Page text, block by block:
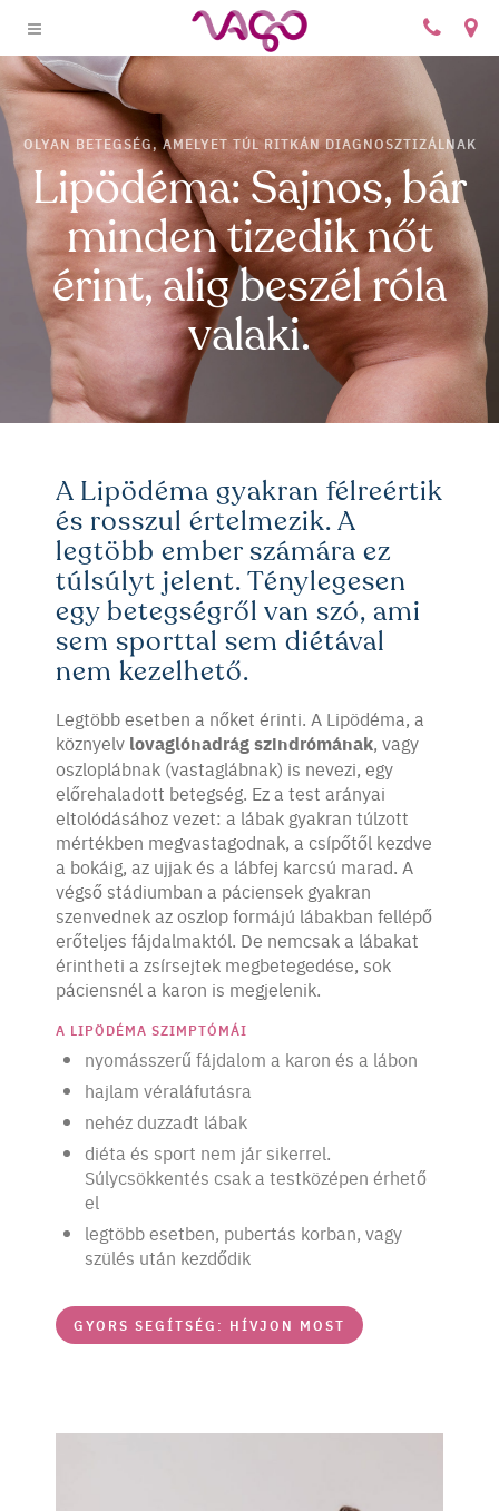
OLYAN BETEGSÉG, AMELYET TÚL RITKÁN DIAGNOSZTIZÁLNAK
Lipödéma: Sajnos, bár
minden tizedik nőt
érint, alig beszél róla
valaki.
A Lipödéma gyakran félreértik
és rosszul értelmezik. A
legtöbb ember számára ez
túlsúlyt jelent. Ténylegesen
egy betegségről van szó, ami
sem sporttal sem diétával
nem kezelhető.
Legtöbb esetben a nőket érinti. A Lipödéma, a
köznyelv lovaglónadrág szindrómának, vagy
oszloplábnak (vastaglábnak) is nevezi, egy
előrehaladott betegség. Ez a test arányai
eltolódásához vezet: a lábak gyakran túlzott
mértékben megvastagodnak, a csípőtől kezdve
a bokáig, az ujjak és a lábfej karcsú marad. A
végső stádiumban a páciensek gyakran
szenvednek az oszlop formájú lábakban fellépő
erőteljes fájdalmaktól. De nemcsak a lábakat
érintheti a zsírsejtek megbetegedése, sok
páciensnél a karon is megjelenik.
A LIPÖDÉMA SZIMPTÓMÁI
nyomásszerű fájdalom a karon és a lábon
hajlam véraláfutásra
nehéz duzzadt lábak
diéta és sport nem jár sikerrel.
Súlycsökkentés csak a testközépen érhető
el
legtöbb esetben, pubertás korban, vagy
szülés után kezdődik
GYORS SEGÍTSÉG: HÍVJON MOST